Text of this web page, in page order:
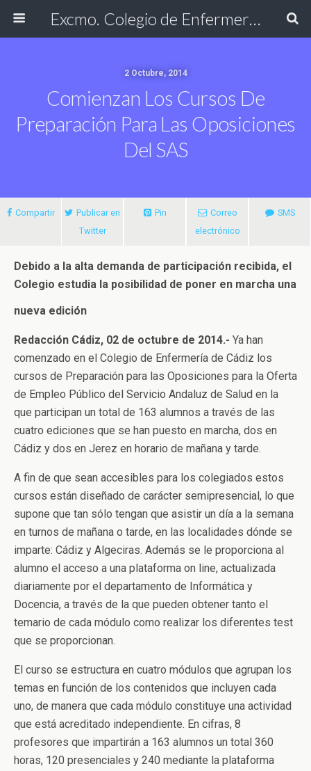
Excmo. Colegio de Enfermería de Cádiz
2 Octubre, 2014
Comienzan Los Cursos De
Preparación Para Las Oposiciones
Del SAS
Compartir
Publicar en
Twitter
Pin
Correo
electrónico
SMS
Debido a la alta demanda de participación recibida, el
Colegio estudia la posibilidad de poner en marcha una
nueva edición
Redacción Cádiz, 02 de octubre de 2014.- Ya han
comenzado en el Colegio de Enfermería de Cádiz los
cursos de Preparación para las Oposiciones para la Oferta
de Empleo Público del Servicio Andaluz de Salud en la
que participan un total de 163 alumnos a través de las
cuatro ediciones que se han puesto en marcha, dos en
Cádiz y dos en Jerez en horario de mañana y tarde.
A fin de que sean accesibles para los colegiados estos
cursos están diseñado de carácter semipresencial, lo que
supone que tan sólo tengan que asistir un día a la semana
en turnos de mañana o tarde, en las localidades dónde se
imparte: Cádiz y Algeciras. Además se le proporciona al
alumno el acceso a una plataforma on line, actualizada
diariamente por el departamento de Informática y
Docencia, a través de la que pueden obtener tanto el
temario de cada módulo como realizar los diferentes test
que se proporcionan.
El curso se estructura en cuatro módulos que agrupan los
temas en función de los contenidos que incluyen cada
uno, de manera que cada módulo constituye una actividad
que está acreditado independiente. En cifras, 8
profesores que impartirán a 163 alumnos un total 360
horas, 120 presenciales y 240 mediante la plataforma